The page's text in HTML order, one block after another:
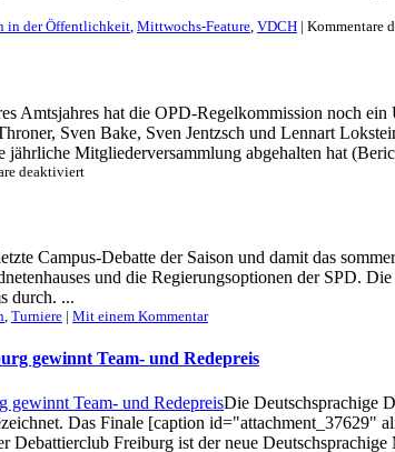
in der Öffentlichkeit, Mittwochs-Feature, VDCH | Kommentare
Amtsjahres hat die OPD-Regelkommission noch
Sven Bake, Sven Jentzsch und Lennart
Mitgliederversammlung abgehalten hat
deaktiviertfür
veröffentlicht
Campus-Debatte der Saison und damit das
und die Regierungsoptionen der SPD.
durch. ...
, Turniere | Mit einem Kommentar
gewinnt Team- und Redepreis
Die Deutschsprachige
Das Finale [caption
Freiburg ist der neue